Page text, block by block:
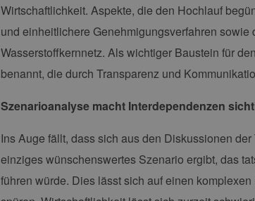
Wirtschaftlichkeit. Aspekte, die den Hochlauf
und einheitlichere Genehmigungsverfahren
Wasserstoffkernnetz. Als wichtiger Baustein für
benannt, die durch Transparenz und
Szenarioanalyse macht Interdependenzen
Ins Auge fällt, dass sich aus den Diskussionen
einziges wünschenswertes Szenario ergibt, das
führen würde. Dies lässt sich auf einen